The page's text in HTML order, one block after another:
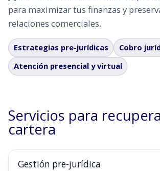
para maximizar tus finanzas y
relaciones comerciales.
Estrategias pre-jurídicas
Cobro
Atención presencial y virtual
Servicios para
cartera
Gestión pre-jurídica